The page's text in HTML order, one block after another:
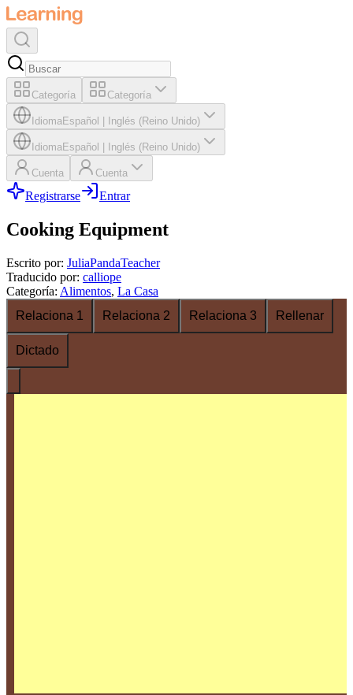
Categoría Categoría
IdiomaEspañol Inglés (Reino Unido)
IdiomaEspañol Inglés (Reino Unido)
Cuenta Cuenta
Registrarse Entrar
Cooking Equipment
Escrito por: JuliaPandaTeacher
Traducido por: calliope
Categoría: Alimentos, La Casa
Relaciona 1
Relaciona 2 Relaciona 3 Rellenar
Dictado